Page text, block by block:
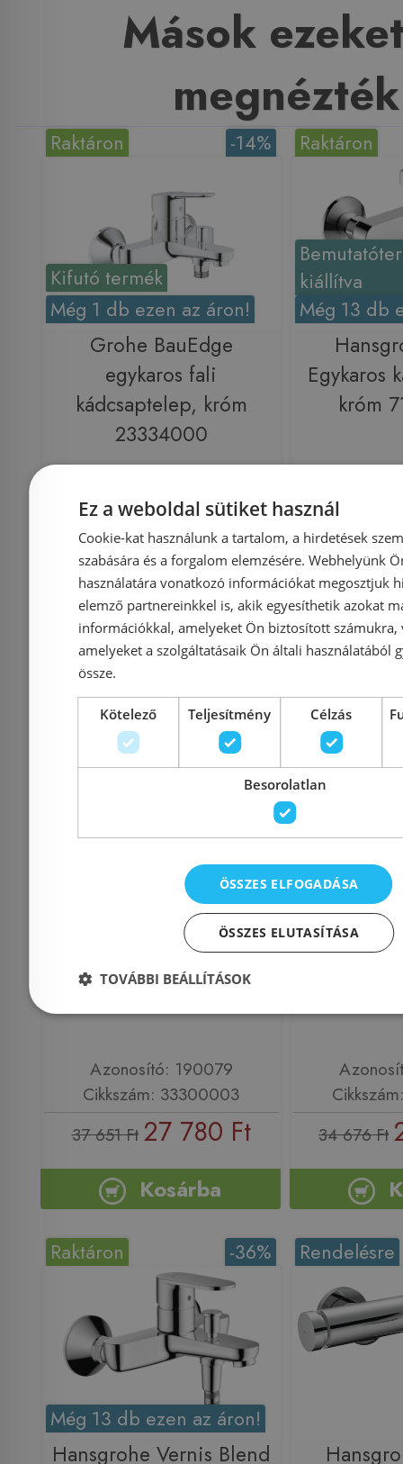
Mások
megnézték
Kifutó termék
Még 1 db ezen az áron!
-14%
Raktáron
Grohe BauEdge
egykaros fali
kádcsaptelep, króm
23334000
Azonosító: 137378
Cikkszám: 23334000
27 040 Ft23 190 Ft
Kosárba
kiállítva
Még 13 db
Raktáron
Egykaros
króm
56 636 Ft
-26%
Raktáron
Grohe Eurosmart
egykaros kádcsaptelep
33300003
Azonosító: 190079
Cikkszám: 33300003
37 651 Ft 27 780 Ft
Kosárba
Raktáron
Grohe
egykaros
34 676 Ft
-36%
Raktáron
Még 13 db ezen az áron!
Hansgrohe Vernis Blend
Rendelésre
Ez a weboldal sütiket használ
Cookie-kat használunk a tartalom, a hirdetések
szabására és a forgalom elemzésére. Webhelyünk
használatára vonatkozó információkat megosztjuk
elemző partnereinkkel is, akik egyesíthetik azokat
információkkal, amelyeket Ön biztosított számukra,
amelyeket a szolgáltatásaik Ön általi használatából
össze.
Kötelező Teljesítmény Célzás
Besorolatlan
ÖSSZES ELFOGADÁSA
ÖSSZES ELUTASÍTÁSA
TOVÁBBI BEÁLLÍTÁSOK